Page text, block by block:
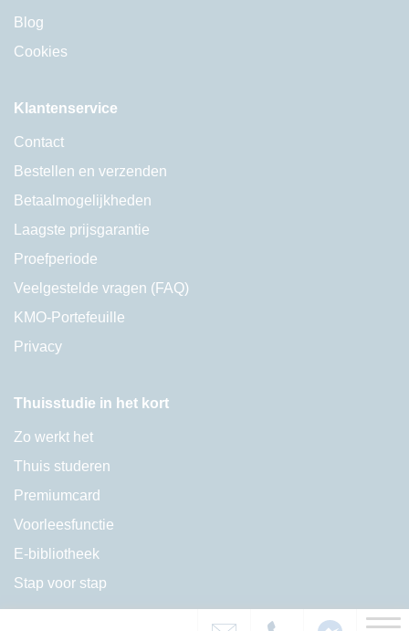
Blog
Cookies
Klantenservice
Contact
Bestellen en verzenden
Betaalmogelijkheden
Laagste prijsgarantie
Proefperiode
Veelgestelde vragen (FAQ)
KMO-Portefeuille
Privacy
Thuisstudie in het kort
Zo werkt het
Thuis studeren
Premiumcard
Voorleesfunctie
E-bibliotheek
Stap voor stap